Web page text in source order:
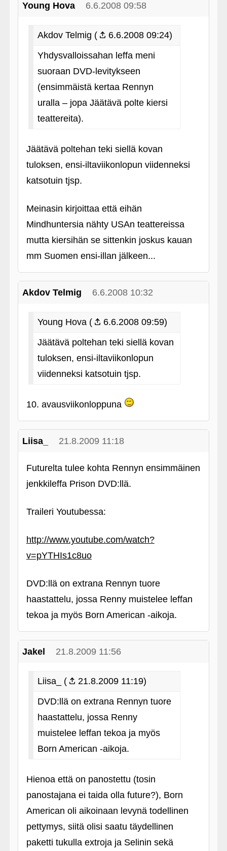
Young Hova 6.6.2008 09:58
Akdov Telmig (
6.6.2008 09:24)
Yhdysvalloissahan leffa meni
suoraan DVD-levitykseen
(ensimmäistä kertaa Rennyn
uralla – jopa Jäätävä polte kiersi
teattereita).
Jäätävä poltehan teki siellä kovan
tuloksen, ensi-iltaviikonlopun viidenneksi
katsotuin tjsp.
Meinasin kirjoittaa että eihän
Mindhuntersia nähty USAn teattereissa
mutta kiersihän se sittenkin joskus kauan
mm Suomen ensi-illan jälkeen...
Akdov Telmig 6.6.2008 10:32
Young Hova (
6.6.2008 09:59)
Jäätävä poltehan teki siellä kovan
tuloksen, ensi-iltaviikonlopun
viidenneksi katsotuin tjsp.
10. avausviikonloppuna
Liisa_ 21.8.2009 11:18
Futurelta tulee kohta Rennyn ensimmäinen
jenkkileffa Prison DVD:llä.
Traileri Youtubessa:
http://www.youtube.com/watch?
v=pYTHIs1c8uo
DVD:llä on extrana Rennyn tuore
haastattelu, jossa Renny muistelee leffan
tekoa ja myös Born American ‑aikoja.
Jakel 21.8.2009 11:56
Liisa_ (
21.8.2009 11:19)
DVD:llä on extrana Rennyn tuore
haastattelu, jossa Renny
muistelee leffan tekoa ja myös
Born American ‑aikoja.
Hienoa että on panostettu (tosin
panostajana ei taida olla future?), Born
American oli aikoinaan levynä todellinen
pettymys, siitä olisi saatu täydellinen
paketti tukulla extroja ja Selinin sekä